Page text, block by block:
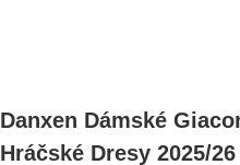
Danxen Dámské
Hráčské Dresy 2025/